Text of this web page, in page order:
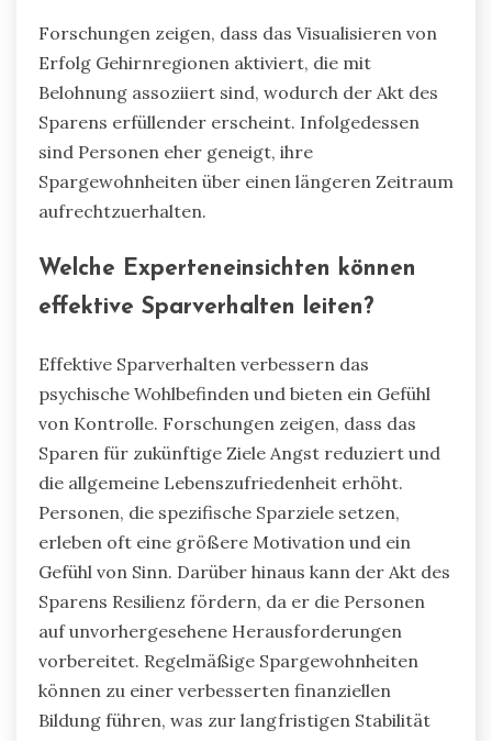
Forschungen zeigen, dass das Visualisieren von
Erfolg Gehirnregionen aktiviert, die mit
Belohnung assoziiert sind, wodurch der Akt des
Sparens erfüllender erscheint. Infolgedessen
sind Personen eher geneigt, ihre
Spargewohnheiten über einen längeren Zeitraum
aufrechtzuerhalten.
Welche Experteneinsichten können
effektive Sparverhalten leiten?
Effektive Sparverhalten verbessern das
psychische Wohlbefinden und bieten ein Gefühl
von Kontrolle. Forschungen zeigen, dass das
Sparen für zukünftige Ziele Angst reduziert und
die allgemeine Lebenszufriedenheit erhöht.
Personen, die spezifische Sparziele setzen,
erleben oft eine größere Motivation und ein
Gefühl von Sinn. Darüber hinaus kann der Akt des
Sparens Resilienz fördern, da er die Personen
auf unvorhergesehene Herausforderungen
vorbereitet. Regelmäßige Spargewohnheiten
können zu einer verbesserten finanziellen
Bildung führen, was zur langfristigen Stabilität